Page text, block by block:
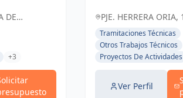
DE
España
+3
vanguardia para
Málaga y toda
Andalucía.
PJE. HERRERA
ESPAÑA, España
Tramitaciones Técnicas
Otros Trabajos Técnicos
Proyectos De Actividades
Ver Perfil